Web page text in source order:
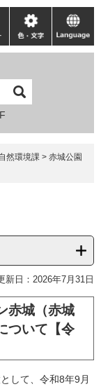
色・
文
language
然環境課 > 赤城公園
新日：2026年7月31日
赤城（赤城
ついて【令
して、令和8年9月